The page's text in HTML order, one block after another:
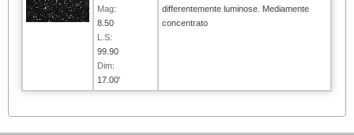
Mag:
8.50
L.S:
99.90
Dim:
17.00'
differentemente luminose. Mediamente
concentrato